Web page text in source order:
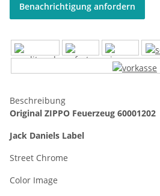
Benachrichtigung anfordern
Beschreibung
Original ZIPPO Feuerzeug 60001202
Jack Daniels Label
Street Chrome
Color Image